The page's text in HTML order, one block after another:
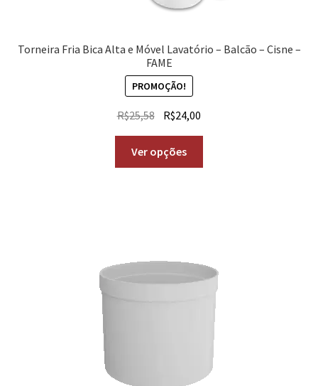
Torneira Fria Bica Alta e Móvel Lavatório – Balcão – Cisne –
FAME
PROMOÇÃO!
R$25,58 R$24,00
Ver opções